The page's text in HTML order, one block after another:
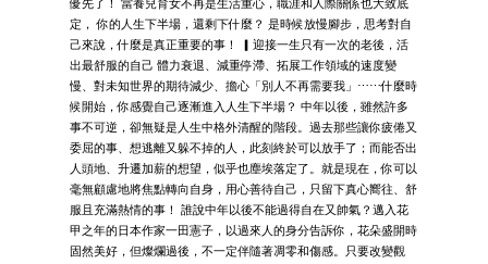
優先了！ 當養兒育女不再是生活重心，職涯和人際關係也大致底
定， 你的人生下半場，還剩下什麼？ 是時候放慢腳步，思考對自
己來說，什麼是真正重要的事！ ▎迎接一生只有一次的老後，活
出最舒服的自己 體力衰退、減重停滯、拓展工作領域的速度變
慢、對未知世界的期待減少、擔心「別人不再需要我」⋯⋯什麼時
候開始，你感覺自己逐漸進入人生下半場？ 中年以後，雖然許多
事不可逆，卻無疑是人生中格外清醒的階段。過去那些讓你疲倦又
委屈的事、想逃離又躲不掉的人，此刻終於可以放手了；而能否出
人頭地、升遷加薪的想望，似乎也塵埃落定了。就是現在，你可以
毫無顧慮地將焦點轉向自身，用心善待自己，只留下真心嚮往、舒
服且充滿熱情的事！ 誰說中年以後不能過得自在又帥氣？邁入花
甲之年的日本作家一田憲子，以過來人的身分告訴你，花朵盛開時
固然美好，但燦爛過後，不一定伴隨著凋零和傷感。只要改變觀